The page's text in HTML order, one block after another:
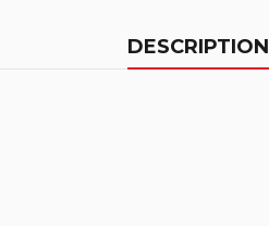
DESCRIPTION